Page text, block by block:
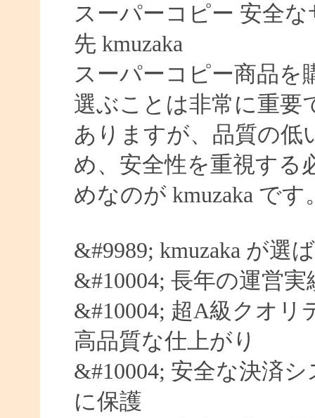
スーパーコピー 安全
先 kmuzaka
スーパーコピー商品を
選ぶことは非常に重要
ありますが、品質の低
め、安全性を重視する
めなのが kmuzaka です
&#9989; kmuzaka が選
&#10004; 長年の運営
&#10004; 超A級クオリ
高品質な仕上がり
&#10004; 安全な決済
に保護